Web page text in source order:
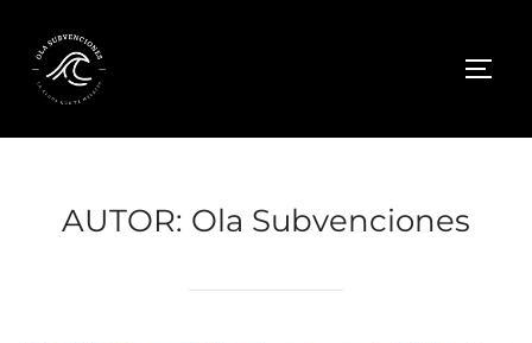
contenido
AUTOR: Ola Subvenciones